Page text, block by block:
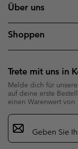
Über uns
Shoppen
Trete mit uns in
Melde dich für
auf deine erste
einen Warenwert von
Newsletter-
Anmeldung